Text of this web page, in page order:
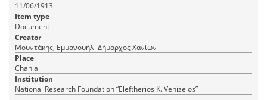
11/06/1913
Item type
Document
Creator
Μουντάκης, Εμμανουήλ- Δήμαρχος Χανίων
Place
Chania
Institution
National Research Foundation “Eleftherios K. Venizelos”